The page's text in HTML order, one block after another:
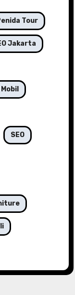
Tour
Jakarta
SEO